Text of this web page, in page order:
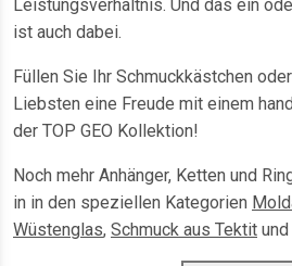
Leistungsverhältnis. Und das ein
ist auch dabei.
Füllen Sie Ihr Schmuckkästchen
Liebsten eine Freude mit einem
der TOP GEO Kollektion!
Noch mehr Anhänger, Ketten und
in in den speziellen Kategorien
Wüstenglas, Schmuck aus Tektit und